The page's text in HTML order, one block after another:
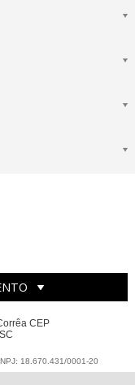
CEP
18.670.431/0001-20